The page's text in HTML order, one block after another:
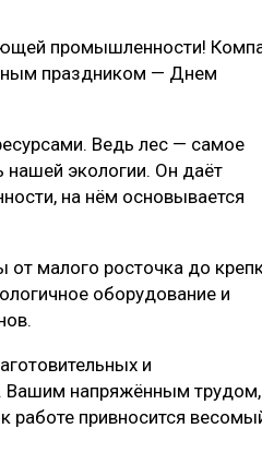
промышленности!
праздником — Днем
Ведь лес — самое
нашей экологии. Он даёт
на нём основывается
от малого росточка до
оборудование и
и
Вашим напряжённым трудом,
работе привносится